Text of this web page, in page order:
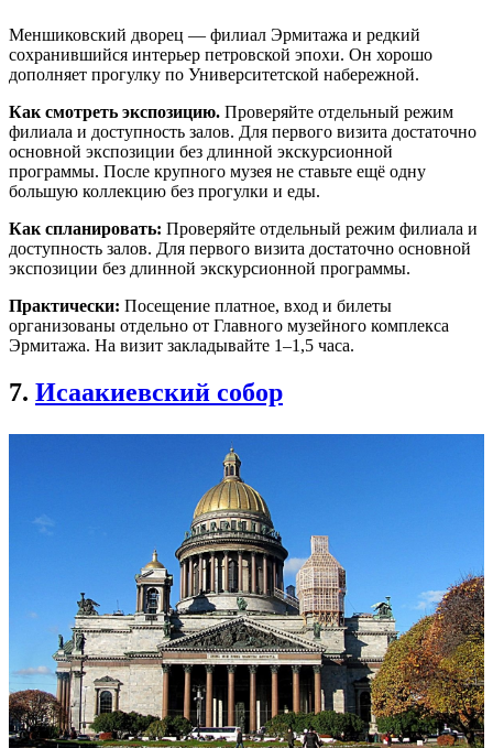
Меншиковский дворец — филиал Эрмитажа и редкий
сохранившийся интерьер петровской эпохи. Он хорошо
дополняет прогулку по Университетской набережной.
Как смотреть экспозицию. Проверяйте отдельный режим
филиала и доступность залов. Для первого визита достаточно
основной экспозиции без длинной экскурсионной
программы. После крупного музея не ставьте ещё одну
большую коллекцию без прогулки и еды.
Как спланировать: Проверяйте отдельный режим филиала и
доступность залов. Для первого визита достаточно основной
экспозиции без длинной экскурсионной программы.
Практически: Посещение платное, вход и билеты
организованы отдельно от Главного музейного комплекса
Эрмитажа. На визит закладывайте 1–1,5 часа.
7. Исаакиевский собор